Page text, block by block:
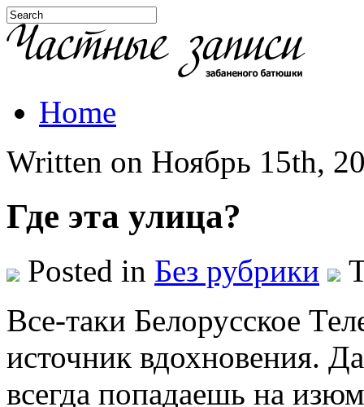
Home
Written on Ноябрь 15th,
Где эта улица?
Posted in Без рубрики
Все-таки Белорусское
источник вдохновения.
всегда попадаешь на